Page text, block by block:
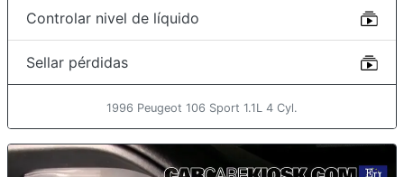
Controlar nivel de líquido
Sellar pérdidas
1996 Peugeot 106 Sport 1.1L 4 Cyl.